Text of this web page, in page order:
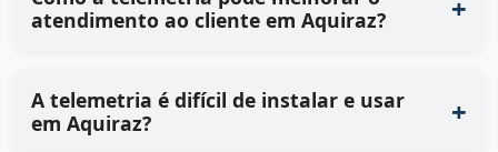
atendimento ao cliente em Aquiraz?
A telemetria é difícil de instalar e usar
em Aquiraz?